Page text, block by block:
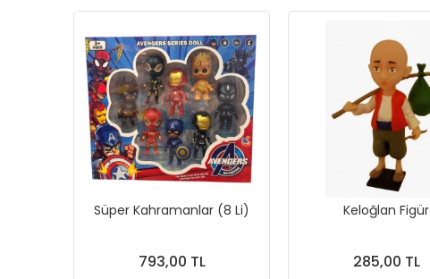
Süper Kahramanlar (8 Li)
793,00 TL
Keloğlan Figür
285,00 TL